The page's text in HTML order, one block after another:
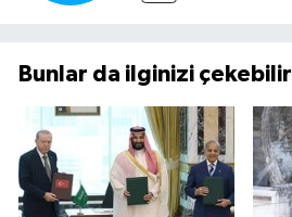
Bunlar da ilginizi çekebilir